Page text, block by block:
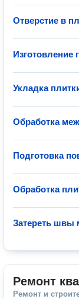
Отверстие в
Изготовление
Укладка
Обработка
Подготовка
Обработка
Затереть швы
Ремонт
Ремонт и